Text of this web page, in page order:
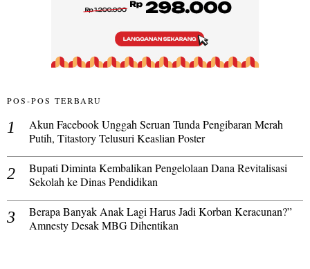
POS-POS TERBARU
Akun Facebook Unggah Seruan Tunda Pengibaran Merah
Putih, Titastory Telusuri Keaslian Poster
Bupati Diminta Kembalikan Pengelolaan Dana Revitalisasi
Sekolah ke Dinas Pendidikan
Berapa Banyak Anak Lagi Harus Jadi Korban Keracunan?”
Amnesty Desak MBG Dihentikan